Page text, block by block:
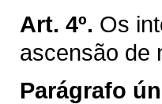
Art. 4º. Os
ascensão de
Parágrafo